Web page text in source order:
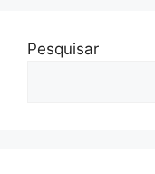
Pesquisar